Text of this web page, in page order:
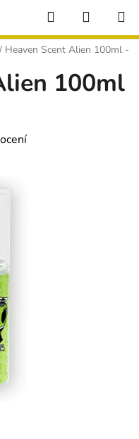
Hledat
KOŠÍK
/ Heaven Scent Alien 100ml -
100ml